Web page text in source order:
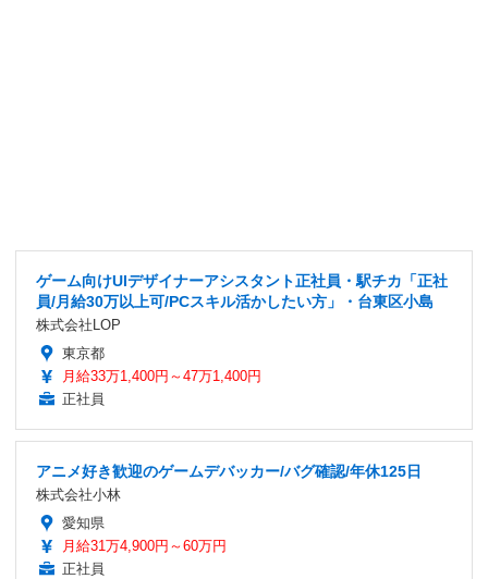
ゲーム向けUIデザイナーアシスタント正社員・駅チカ「正社
員/月給30万以上可/PCスキル活かしたい方」・台東区小島
株式会社LOP
東京都
月給33万1,400円～47万1,400円
正社員
アニメ好き歓迎のゲームデバッカー/バグ確認/年休125日
株式会社小林
愛知県
月給31万4,900円～60万円
正社員